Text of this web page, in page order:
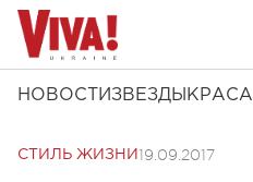
НОВОСТИ ЗВЕЗДЫ КРАСА
СТИЛЬ ЖИЗНИ 19.09.2017